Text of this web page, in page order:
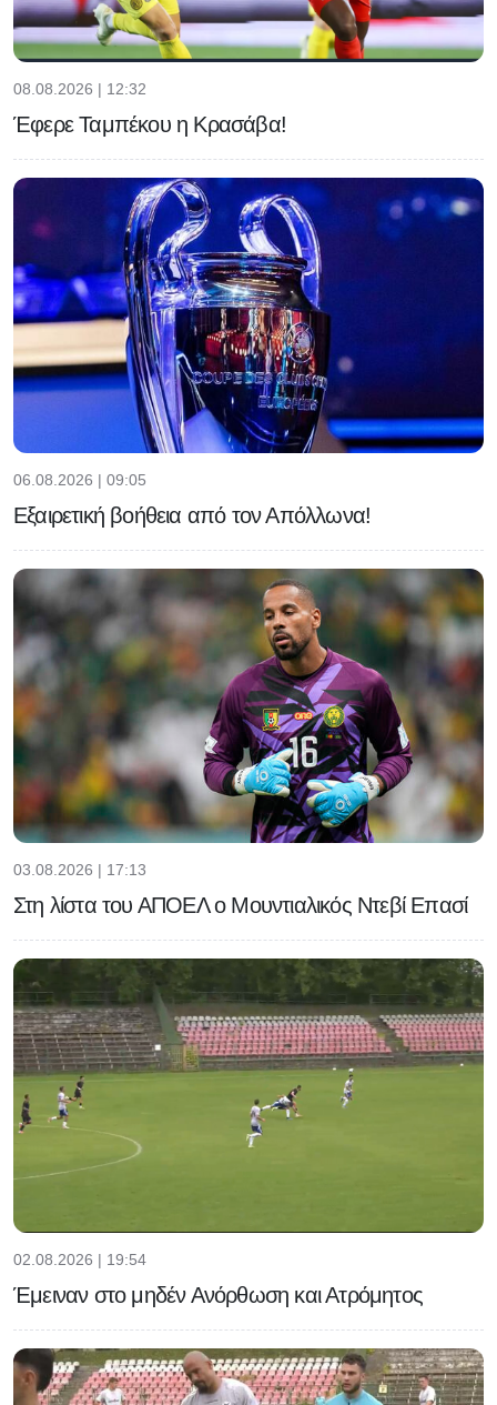
08.08.2026 | 12:32
Έφερε Ταμπέκου η Κρασάβα!
06.08.2026 | 09:05
Εξαιρετική βοήθεια από τον Απόλλωνα!
03.08.2026 | 17:13
Στη λίστα του ΑΠΟΕΛ ο Μουντιαλικός Ντεβί Επασί
02.08.2026 | 19:54
Έμειναν στο μηδέν Ανόρθωση και Ατρόμητος